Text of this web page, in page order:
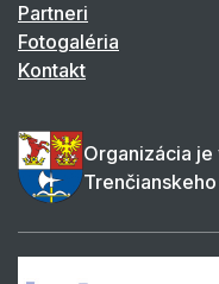
Partneri
Fotogaléria
Kontakt
Organizácia